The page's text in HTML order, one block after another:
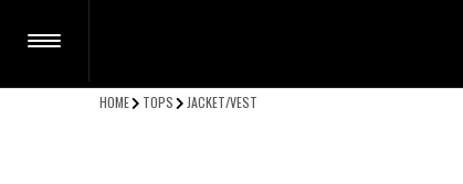
HOME TOPS JACKET/VEST